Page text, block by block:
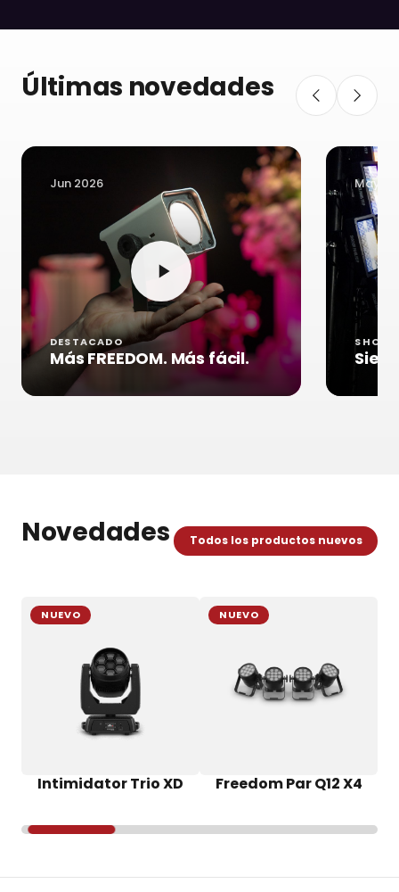
Últimas novedades
Jun 2026
DESTACADO
Más FREEDOM. Más fácil.
May
Novedades Todos los productos nuevos
NUEVO
Intimidator Trio XD
NUEVO
Freedom Par Q12 X4